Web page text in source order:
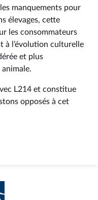
manquements pour
élevages, cette
les consommateurs
à l’évolution culturelle
et plus
L214 et constitue
opposés à cet